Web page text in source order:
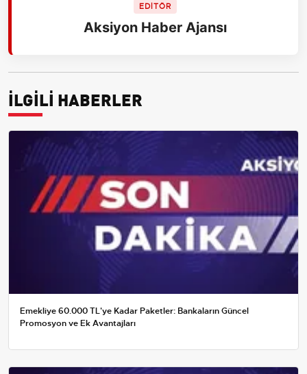
EDİTÖR
Aksiyon Haber Ajansı
İLGİLİ HABERLER
Emekliye 60.000 TL'ye Kadar Paketler: Bankaların Güncel
Promosyon ve Ek Avantajları